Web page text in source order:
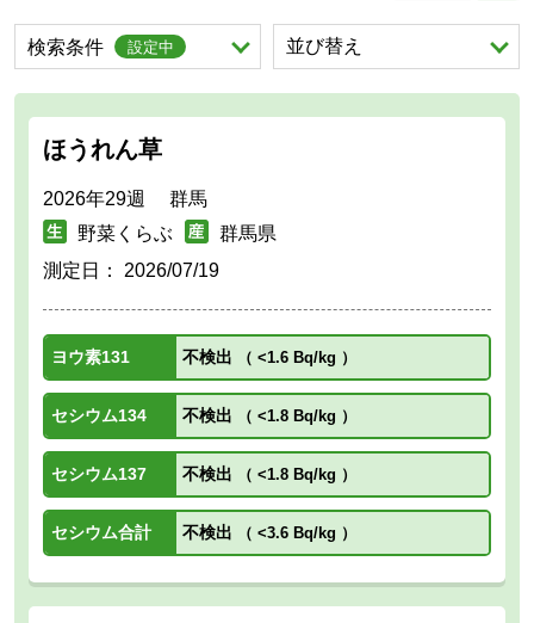
検索条件 設定中 を展開する。並び替え
ほうれん草
2026年29週 群馬
野菜くらぶ
群馬県
測定日： 2026/07/19
ヨウ素131 不検出 （ <1.6 Bq/kg ）
セシウム134 不検出 （ <1.8 Bq/kg ）
セシウム137 不検出 （ <1.8 Bq/kg ）
セシウム合計 不検出 （ <3.6 Bq/kg ）